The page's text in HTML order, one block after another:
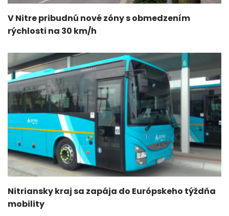
V Nitre pribudnú nové zóny s obmedzením
rýchlosti na 30 km/h
Nitriansky kraj sa zapája do Európskeho týždňa
mobility